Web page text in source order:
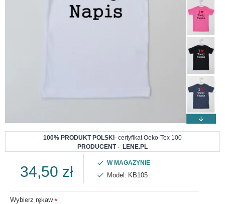
100% PRODUKT POLSKI - certyfikat Oeko-Tex 100
PRODUCENT - LENE.PL
34,50 zł
W MAGAZYNIE
Model: KB105
Wybierz rękaw